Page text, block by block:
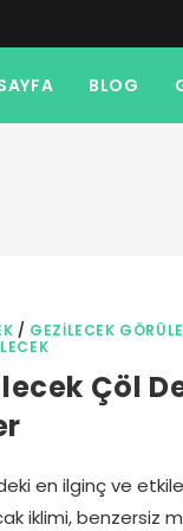
BLOG
/ GEZILECEK
Çöl
en ilginç ve
iklimi, benzersiz